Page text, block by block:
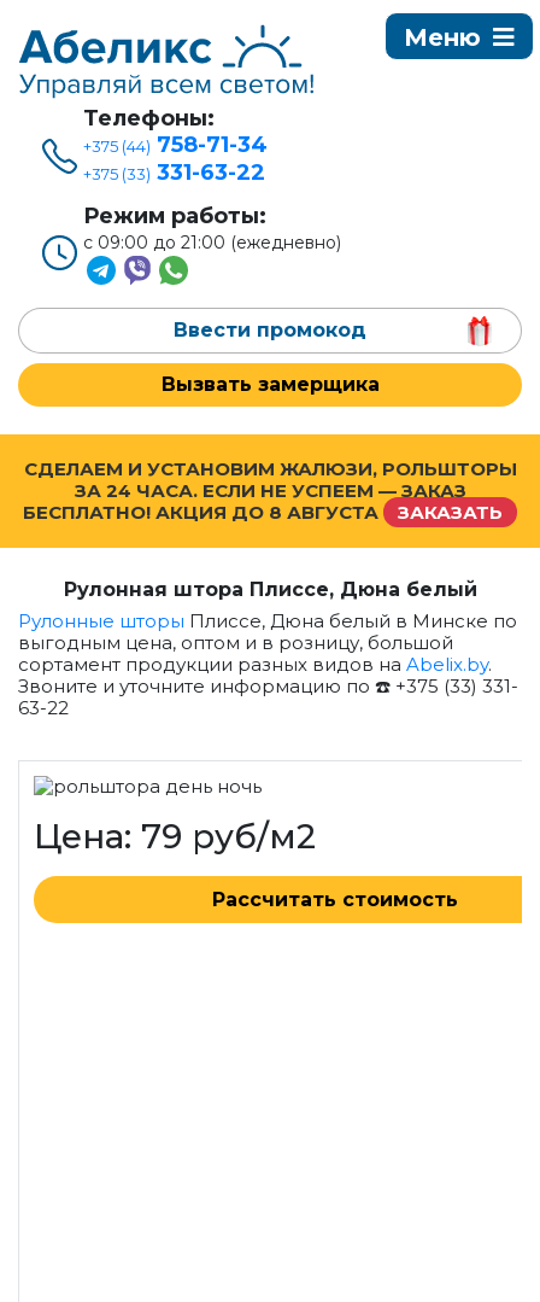
Телефоны:
+375 (44) 758-71-34
+375 (33) 331-63-22
Режим работы:
с 09:00 до 21:00 (ежедневно)
Ввести промокод
Вызвать замерщика
СДЕЛАЕМ И УСТАНОВИМ ЖАЛЮЗИ, РОЛЬШТОРЫ
ЗА 24 ЧАСА. ЕСЛИ НЕ УСПЕЕМ — ЗАКАЗ
БЕСПЛАТНО! АКЦИЯ ДО 8 АВГУСТА ЗАКАЗАТЬ
Рулонная штора Плиссе, Дюна белый
Рулонные шторы Плиссе, Дюна белый в Минске по
выгодным цена, оптом и в розницу, большой
сортамент продукции разных видов на Abelix.by.
Звоните и уточните информацию по ☎️ +375 (33) 331-
63-22
Цена: 79 руб/м2
Рассчитать стоимость